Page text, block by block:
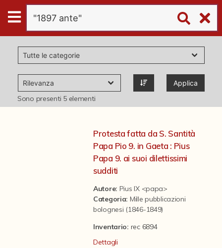
Digital
Humanities
Donazioni
Pubblicazioni
Il progetto Digital Humanities
Applica
Sono presenti 5elementi
Protesta fatta da S. Santità
Papa Pio 9. in Gaeta : Pius
Papa 9. ai suoi dilettissimi
sudditi
Autore: Pius IX <papa>
Categoria: Mille pubblicazioni
bolognesi (1846-1849)
Inventario: rec 6894
Dettagli